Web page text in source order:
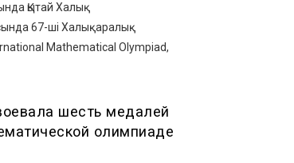
Қытай Халық
67-ші Халықаралық
Mathematical Olympiad,
шесть медалей
олимпиаде